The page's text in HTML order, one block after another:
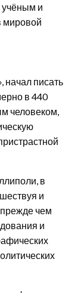
учёным и
мировой
начал писать
в 440
человеком,
в
и
чем
и